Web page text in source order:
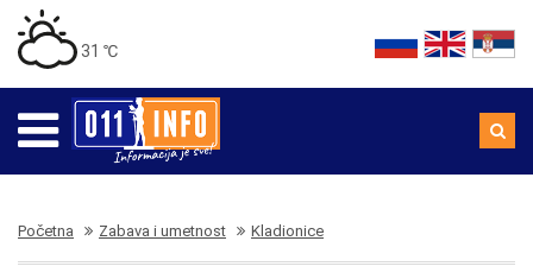
31 ℃
Početna Zabava i umetnost Kladionice